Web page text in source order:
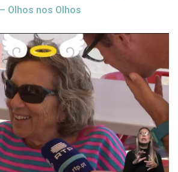
Olhos nos Olhos